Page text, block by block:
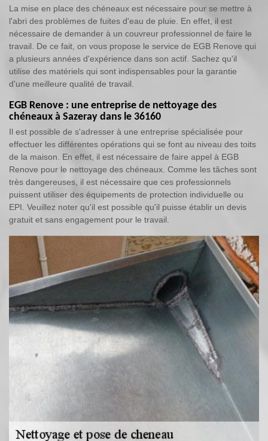
La mise en place des chéneaux est nécessaire pour se mettre à
l'abri des problèmes de fuites d'eau de pluie. En effet, il est
nécessaire de demander à un couvreur professionnel de faire le
travail. De ce fait, on vous propose le service de EGB Renove qui
a plusieurs années d'expérience dans son actif. Sachez qu'il
utilise des matériels qui sont indispensables pour la garantie
d'une meilleure qualité de travail.
EGB Renove : une entreprise de nettoyage des
chéneaux à Sazeray dans le 36160
Il est possible de s'adresser à une entreprise spécialisée pour
effectuer les différentes opérations qui se font au niveau des toits
de la maison. En effet, il est nécessaire de faire appel à EGB
Renove pour le nettoyage des chéneaux. Comme les tâches sont
très dangereuses, il est nécessaire que ces professionnels
puissent utiliser des équipements de protection individuelle ou
EPI. Veuillez noter qu'il est possible qu'il puisse établir un devis
gratuit et sans engagement pour le travail.